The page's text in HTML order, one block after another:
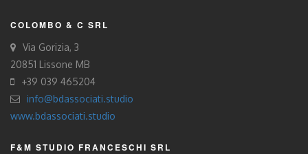
COLOMBO & C SRL
Via Gorizia, 3
20851 Lissone MB
+39 039 465204
info@bdassociati.studio
www.bdassociati.studio
F&M STUDIO FRANCESCHI SRL